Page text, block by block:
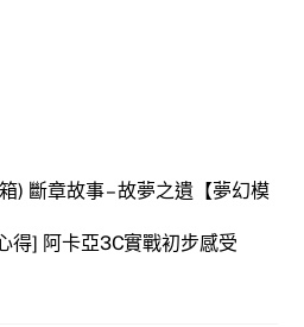
) 斷章故事 – 故夢之遺【夢幻模
得] 阿卡亞3C實戰初步感受